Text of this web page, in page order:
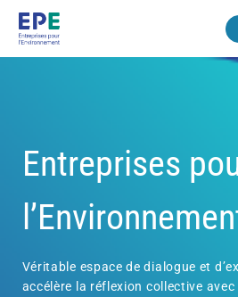
Entreprises
Véritable espace de dialogue et
accélère la réflexion collective